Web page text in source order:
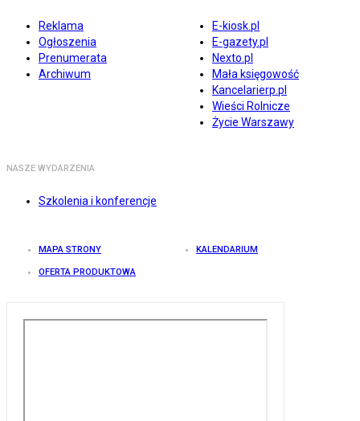
Reklama
Ogłoszenia
Prenumerata
Archiwum
E-kiosk.pl
E-gazety.pl
Nexto.pl
Mała księgowość
Kancelarierp.pl
Wieści Rolnicze
Życie Warszawy
NASZE WYDARZENIA
Szkolenia i konferencje
MAPA STRONY KALENDARIUM
OFERTA PRODUKTOWA